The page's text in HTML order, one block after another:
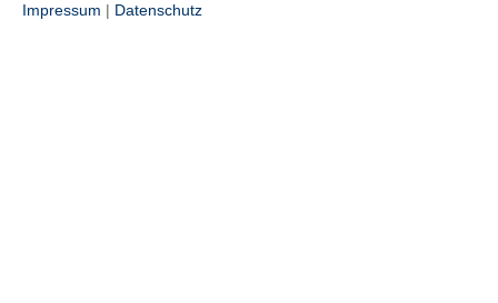
Impressum | Datenschutz